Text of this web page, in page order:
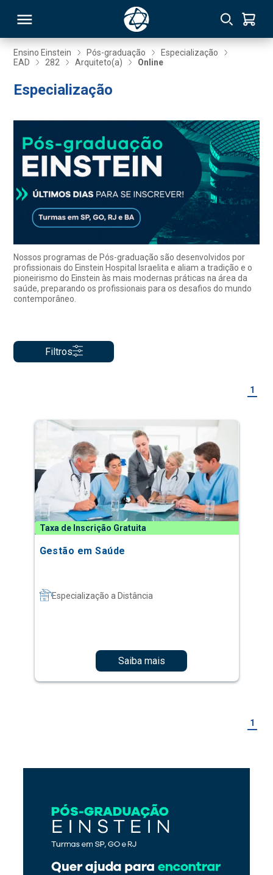
Ensino Einstein Pós-graduação
Especialização
EAD
282 Arquiteto(a) Online
Especialização
Nossos programas de Pós-graduação são desenvolvidos por
profissionais do Einstein Hospital Israelita e aliam a tradição e o
pioneirismo do Einstein às mais modernas práticas na área da
saúde, preparando os profissionais para os desafios do mundo
contemporâneo.
Filtros
1
Taxa de Inscrição Gratuita
Gestão em Saúde
Especialização a Distância
Saiba mais
1